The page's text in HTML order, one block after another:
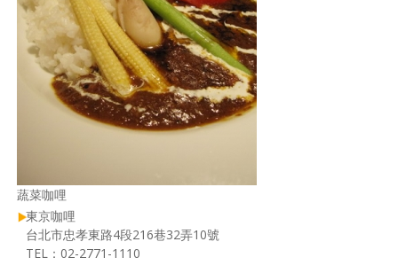
蔬菜咖哩
東京咖哩
台北市忠孝東路4段216巷32弄10號
TEL：02-2771-1110